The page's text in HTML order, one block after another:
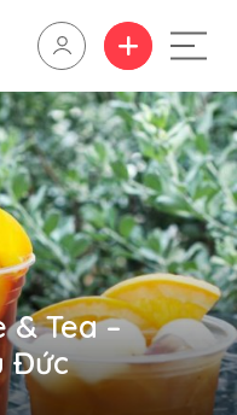
& Tea –
Đức